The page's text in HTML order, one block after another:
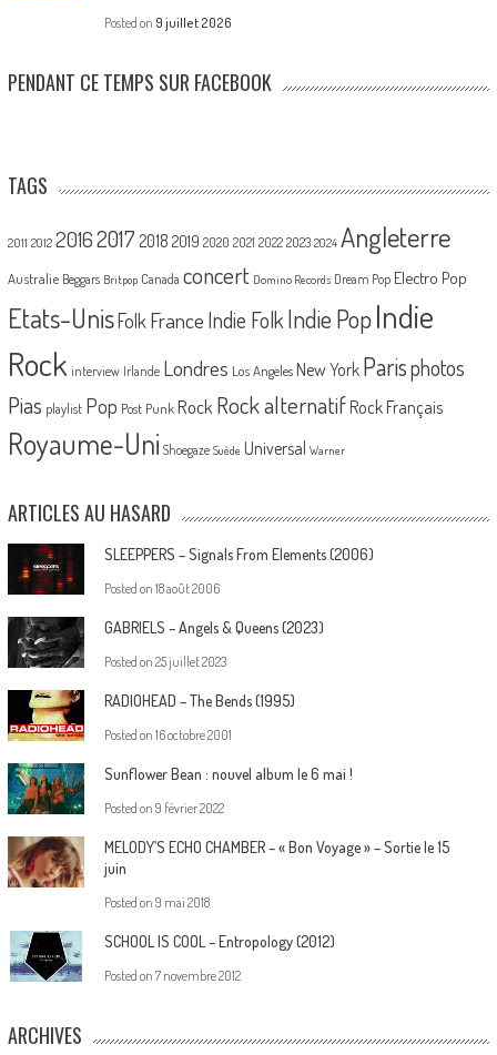
Posted on 9 juillet 2026
PENDANT CE TEMPS SUR FACEBOOK
TAGS
2011 2012 20162017 2018 2019 2020 2021 2022 2023 2024 Angleterre
Australie Beggars Britpop Canada concert Domino Records Dream Pop Electro Pop
Etats-UnisFolk France Indie FolkIndie PopIndie
Rock interview Irlande Londres Los Angeles New York Parisphotos
Pias playlist Pop Post Punk Rock Rock alternatif Rock Français
Royaume-Uni Shoegaze Suède Universal Warner
ARTICLES AU HASARD
SLEEPPERS – Signals From Elements (2006)
Posted on 18 août 2006
GABRIELS – Angels & Queens (2023)
Posted on 25 juillet 2023
RADIOHEAD – The Bends (1995)
Posted on 16 octobre 2001
Sunflower Bean : nouvel album le 6 mai !
Posted on 9 février 2022
MELODY’S ECHO CHAMBER – « Bon Voyage » – Sortie le 15
juin
Posted on 9 mai 2018
SCHOOL IS COOL – Entropology (2012)
Posted on 7 novembre 2012
ARCHIVES